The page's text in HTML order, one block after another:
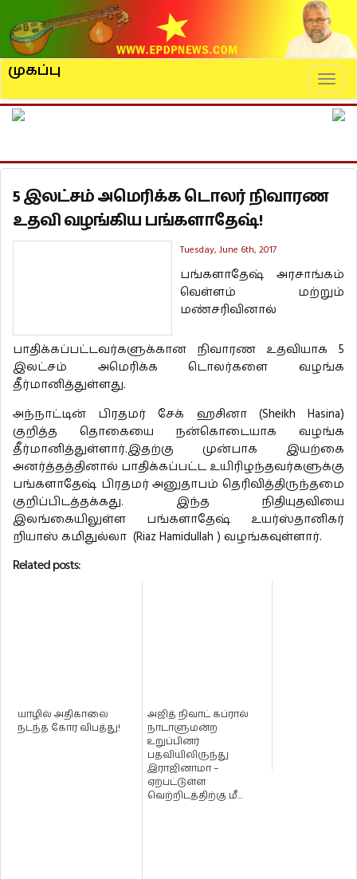
முகப்பு
5 இலட்சம் அமெரிக்க டொலர் நிவாரண
உதவி வழங்கிய பங்களாதேஷ்!
Tuesday, June 6th, 2017
பங்களாதேஷ் அரசாங்கம்
வெள்ளம் மற்றும்
மண்சரிவினால்
பாதிக்கப்பட்டவர்களுக்கான நிவாரண உதவியாக 5
இலட்சம் அமெரிக்க டொலர்களை வழங்க
தீர்மானித்துள்ளது.
அந்நாட்டின் பிரதமர் சேக் ஹசினா (Sheikh Hasina)
குறித்த தொகையை நன்கொடையாக வழங்க
தீர்மானித்துள்ளார்.இதற்கு முன்பாக இயற்கை
அனர்த்தத்தினால் பாதிக்கப்பட்ட உயிரிழந்தவர்களுக்கு
பங்களாதேஷ் பிரதமர் அனுதாபம் தெரிவித்திருந்தமை
குறிப்பிடத்தக்கது. இந்த நிதியுதவியை
இலங்கையிலுள்ள பங்களாதேஷ் உயர்ஸ்தானிகர்
றியாஸ் கமிதுல்லா (Riaz Hamidullah ) வழங்கவுள்ளார்.
Related posts:
யாழில் அதிகாலை
நடந்த கோர விபத்து!
அஜித் நிவாட் கப்ரால்
நாடாளுமன்ற
உறுப்பினர்
பதவியிலிருந்து
இராஜினாமா –
ஏற்பட்டுள்ள
வெற்றிடத்திற்கு மீ...